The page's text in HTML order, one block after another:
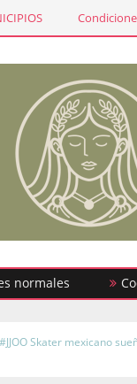
#JJOO Skater mexicano